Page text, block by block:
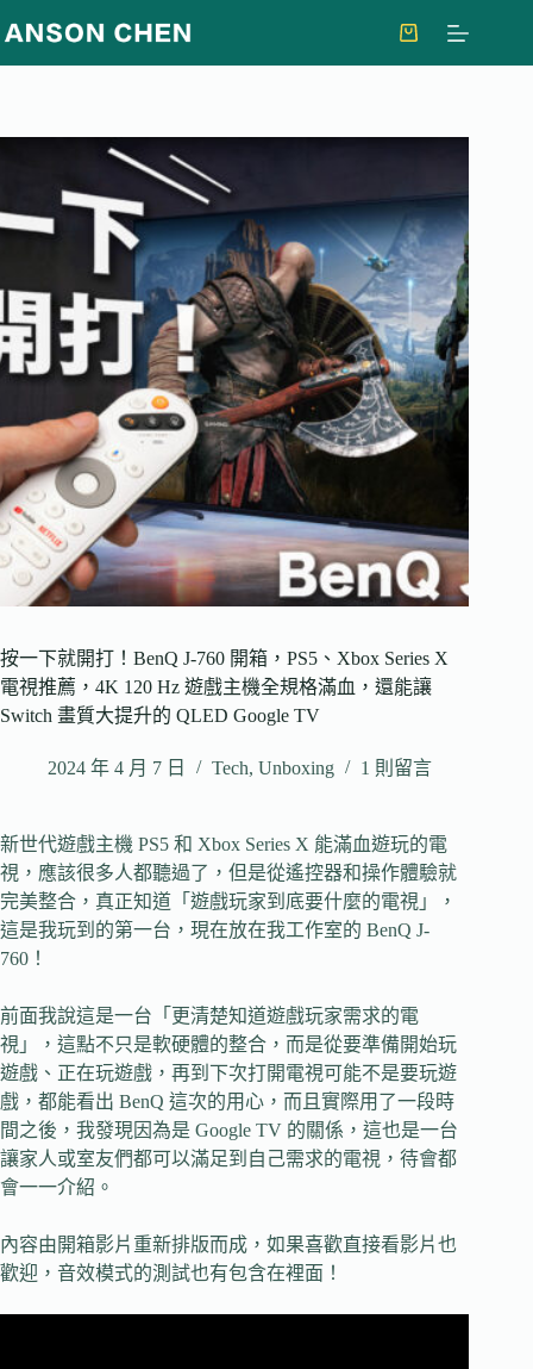
至
主
購
按一下就開打！BenQ J-760 開箱，PS5、Xbox Series X
電視推薦，4K 120 Hz 遊戲主機全規格滿血，還能讓
Switch 畫質大提升的 QLED Google TV
2024 年 4 月 7 日 Tech, Unboxing 1 則留言
新世代遊戲主機 PS5 和 Xbox Series X 能滿血遊玩的電
視，應該很多人都聽過了，但是從遙控器和操作體驗就
完美整合，真正知道「遊戲玩家到底要什麼的電視」，
這是我玩到的第一台，現在放在我工作室的 BenQ J-
760！
前面我說這是一台「更清楚知道遊戲玩家需求的電
視」，這點不只是軟硬體的整合，而是從要準備開始玩
遊戲、正在玩遊戲，再到下次打開電視可能不是要玩遊
戲，都能看出 BenQ 這次的用心，而且實際用了一段時
間之後，我發現因為是 Google TV 的關係，這也是一台
讓家人或室友們都可以滿足到自己需求的電視，待會都
會一一介紹。
內容由開箱影片重新排版而成，如果喜歡直接看影片也
歡迎，音效模式的測試也有包含在裡面！